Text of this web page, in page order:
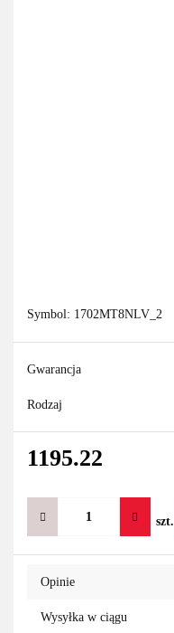
Symbol: 1702MT8NLV_2
Gwarancja
Rodzaj
1195.22
szt.
Opinie
Wysyłka w ciągu